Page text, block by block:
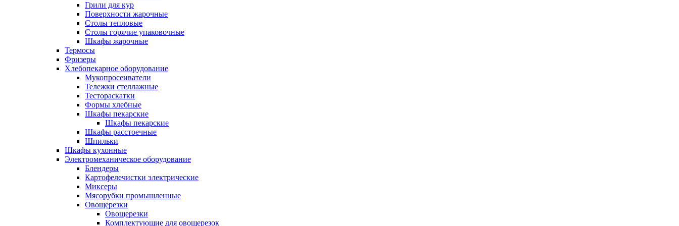
Грили для кур
Поверхности жарочные
Столы тепловые
Столы горячие упаковочные
Шкафы жарочные
Термосы
Фризеры
Хлебопекарное оборудование
Мукопросеиватели
Тележки стеллажные
Тестораскатки
Формы хлебные
Шкафы пекарские
Шкафы пекарские
Шкафы расстоечные
Шпильки
Шкафы кухонные
Электромеханическое оборудование
Блендеры
Картофелечистки электрические
Миксеры
Мясорубки промышленные
Овощерезки
Овощерезки
Комплектующие для овощерезок